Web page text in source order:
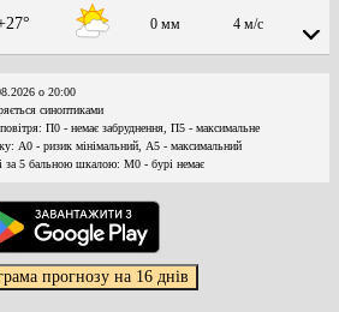
0 мм 4 м/с
о 20:00
синоптиками
П0 - немає забруднення, П5 - максимальне
А0 - ризик мінімальний, А5 - максимальний
за 5 бальною шкалою: M0 - бурі немає